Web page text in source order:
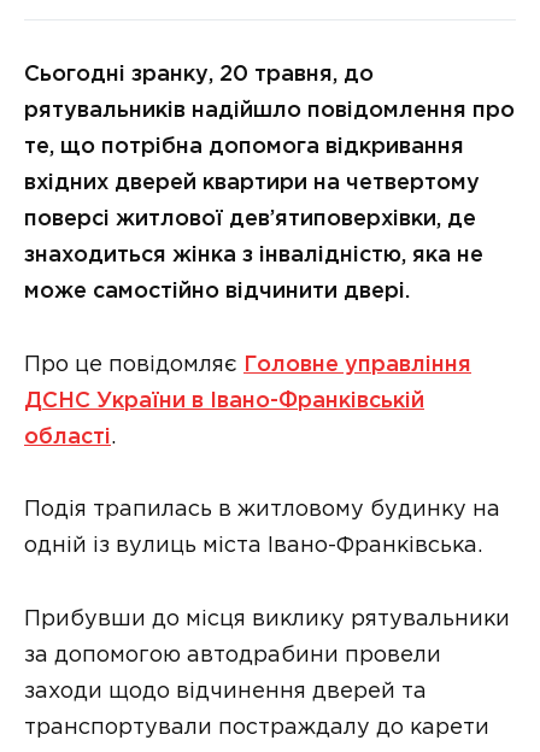
Сьогодні зранку, 20 травня, до
рятувальників надійшло повідомлення про
те, що потрібна допомога відкривання
вхідних дверей квартири на четвертому
поверсі житлової дев’ятиповерхівки, де
знаходиться жінка з інвалідністю, яка не
може самостійно відчинити двері.
Про це повідомляє
Головне управління
ДСНС України в Івано-Франківській
області.
Подія трапилась в житловому будинку на
одній із вулиць міста Івано-Франківська.
Прибувши до місця виклику рятувальники
за допомогою автодрабини провели
заходи щодо відчинення дверей та
транспортували постраждалу до карети